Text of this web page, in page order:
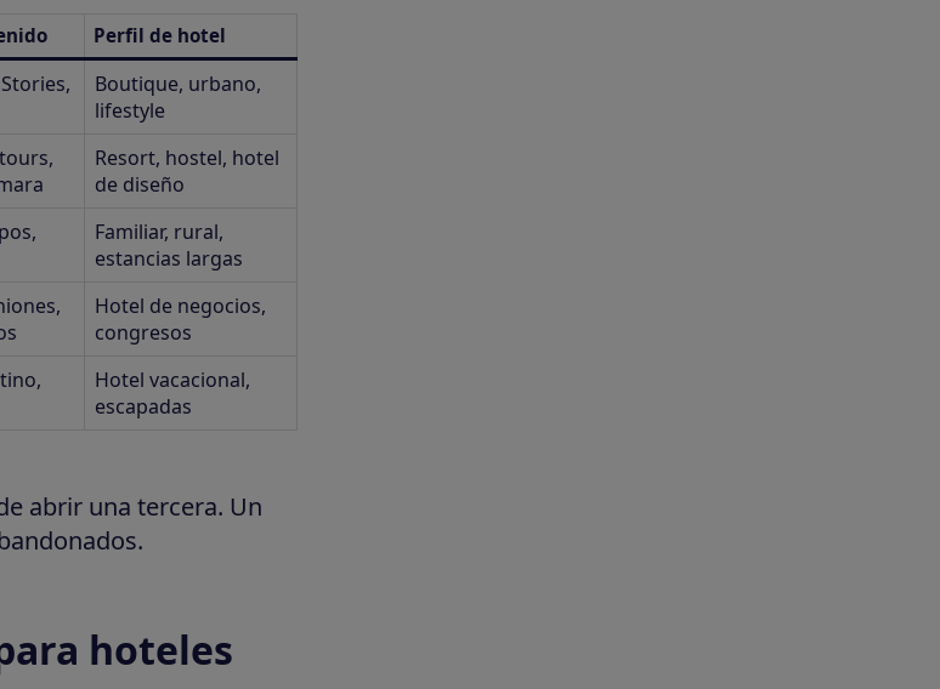
Perfil de hotel
Boutique, urbano,
lifestyle
Resort, hostel, hotel
de diseño
Familiar, rural,
estancias largas
Hotel de negocios,
congresos
Hotel vacacional,
escapadas
abrir una tercera. Un
hoteles